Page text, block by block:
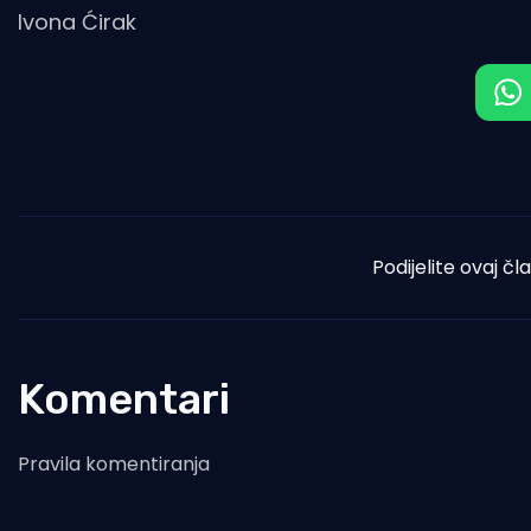
Ivona Ćirak
Podijelite ovaj
Komentari
Pravila komentiranja